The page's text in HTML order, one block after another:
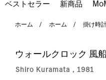
ベストセラー 新商品
ホーム ホーム 掛け時
ウォールクロック 風
Shiro Kuramata，1981